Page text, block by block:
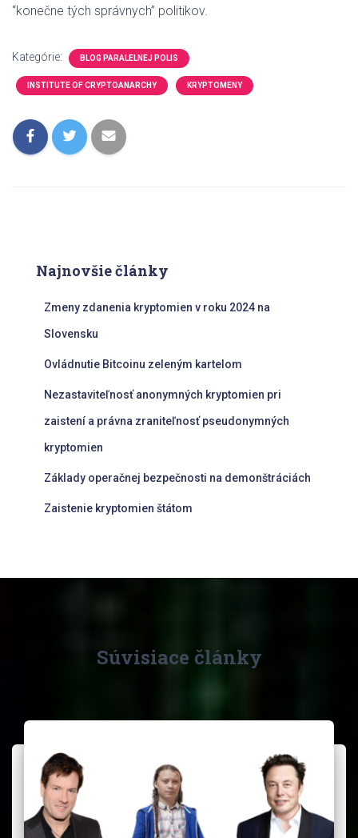
“konečne tých správnych” politikov.
Kategórie: BLOG PARALELNEJ POLIS
INSTITUTE OF CRYPTOANARCHY KRYPTOMENY
Najnovšie články
Zmeny zdanenia kryptomien v roku 2024 na
Slovensku
Ovládnutie Bitcoinu zeleným kartelom
Nezastaviteľnosť anonymných kryptomien pri
zaistení a právna zraniteľnosť pseudonymných
kryptomien
Základy operačnej bezpečnosti na demonštráciách
Zaistenie kryptomien štátom
Súvisiace články